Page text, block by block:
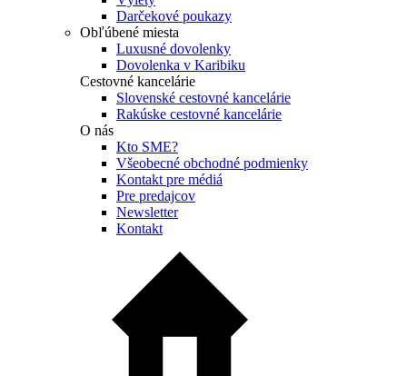
Darčekové poukazy
Obľúbené miesta
Luxusné dovolenky
Dovolenka v Karibiku
Cestovné kancelárie
Slovenské cestovné kancelárie
Rakúske cestovné kancelárie
O nás
Kto SME?
Všeobecné obchodné podmienky
Kontakt pre médiá
Pre predajcov
Newsletter
Kontakt